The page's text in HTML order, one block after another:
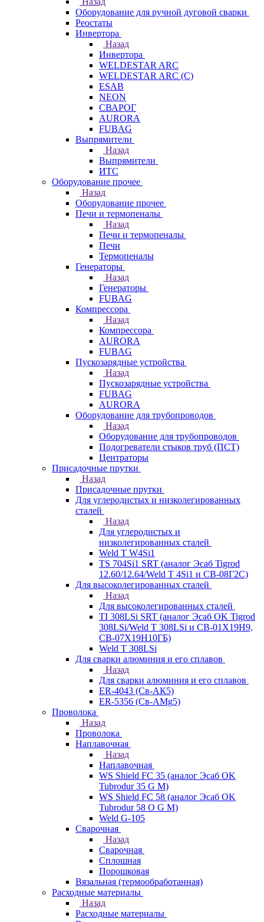
Оборудование для ручной дуговой сварки
Реостаты
Инвертора
Назад
Инвертора
WELDESTAR ARC
WELDESTAR ARC (С)
ESAB
NEON
СВАРОГ
AURORA
FUBAG
Выпрямители
Назад
Выпрямители
ИТС
Оборудование прочее
Назад
Оборудование прочее
Печи и термопеналы
Назад
Печи и термопеналы
Печи
Термопеналы
Генераторы
Назад
Генераторы
FUBAG
Компрессора
Назад
Компрессора
AURORA
FUBAG
Пускозарядные устройства
Назад
Пускозарядные устройства
FUBAG
AURORA
Оборудование для трубопроводов
Назад
Оборудование для трубопроводов
Подогреватели стыков труб (ПСТ)
Центраторы
Присадочные прутки
Назад
Присадочные прутки
Для углеродистых и низколегированных
сталей
Назад
Для углеродистых и
низколегированных сталей
Weld T W4Si1
TS 704Si1 SRT (аналог Эсаб Tigrod
12.60/12.64/Weld T 4Si1 и СВ-08Г2С)
Для высоколегированных сталей
Назад
Для высоколегированных сталей
TI 308LSi SRT (аналог Эсаб OK Tigrod
308LSi/Weld T 308LSi и СВ-01Х19Н9,
СВ-07Х19Н10ГБ)
Weld T 308LSi
Для сварки алюминия и его сплавов
Назад
Для сварки алюминия и его сплавов
ER-4043 (Св-АК5)
ER-5356 (Св-АМg5)
Проволока
Назад
Проволока
Наплавочная
Назад
Наплавочная
WS Shield FC 35 (аналог Эсаб OK
Tubrodur 35 G M)
WS Shield FC 58 (аналог Эсаб OK
Tubrodur 58 O G M)
Weld G-105
Сварочная
Назад
Сварочная
Сплошная
Порошковая
Вязальная (термообработанная)
Расходные материалы
Назад
Расходные материалы